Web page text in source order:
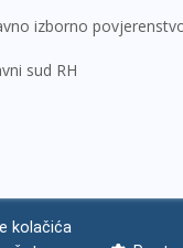
izborno
sud RH
kolačića